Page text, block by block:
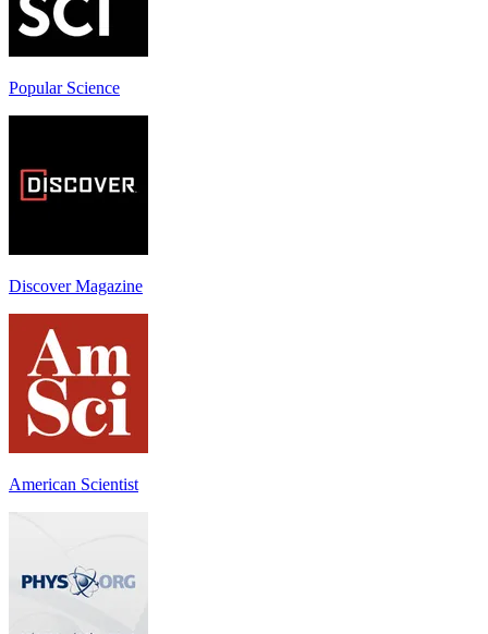
Popular Science
Discover Magazine
American Scientist